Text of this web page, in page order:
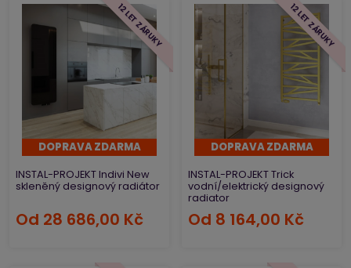
DOPRAVA ZDARMA
INSTAL-PROJEKT Indivi New
skleněný designový radiátor
Od 28 686,00 Kč
12 LET ZÁRUKY
DOPRAVA ZDARMA
INSTAL-PROJEKT Trick
vodní/elektrický designový
radiator
Od 8 164,00 Kč
12 LET ZÁRUKY